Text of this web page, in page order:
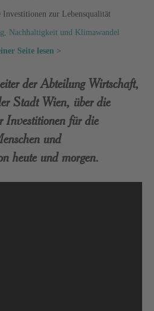
zur Lebensqualität
Nachhaltigkeit und Klimawandel
Seite lesen >
der Abteilung Wirtschaft,
Stadt Wien, über die
Investitionen für die
und
heute und morgen.